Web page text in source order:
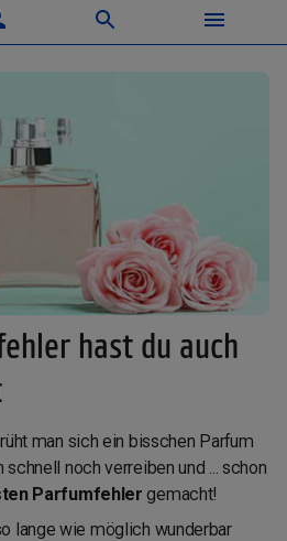
hast du auch
man sich ein bisschen Parfum
schnell noch verreiben und ... schon
Parfumfehlergemacht!
lange wie möglich wunderbar